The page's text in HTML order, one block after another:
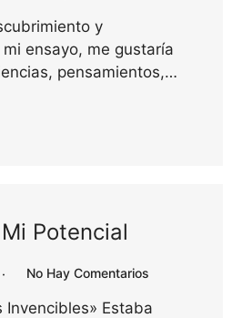
y
ensayo, me gustaría
pensamientos,…
Potencial
No Hay Comentarios
Invencibles» Estaba